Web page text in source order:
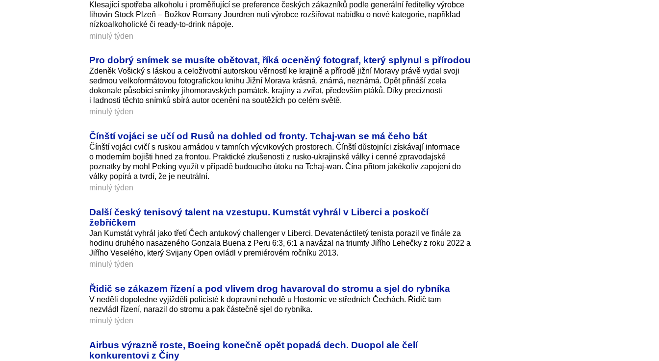
Klesající spotřeba alkoholu i proměňující se preference českých zákazníků podle generální ředitelky výrobce
lihovin Stock Plzeň – Božkov Romany Jourdren nutí výrobce rozšiřovat nabídku o nové kategorie, například
nízkoalkoholické či ready-to-drink nápoje.
minulý týden
Pro dobrý snímek se musíte obětovat, říká oceněný fotograf, který splynul s přírodou
Zdeněk Vošický s láskou a celoživotní autorskou věrností ke krajině a přírodě jižní Moravy právě vydal svoji
sedmou velkoformátovou fotografickou knihu Jižní Morava krásná, známá, neznámá. Opět přináší zcela
dokonale působící snímky jihomoravských památek, krajiny a zvířat, především ptáků. Díky preciznosti
i ladnosti těchto snímků sbírá autor ocenění na soutěžích po celém světě.
minulý týden
Čínští vojáci se učí od Rusů na dohled od fronty. Tchaj-wan se má čeho bát
Čínští vojáci cvičí s ruskou armádou v tamních výcvikových prostorech. Čínští důstojníci získávají informace
o moderním bojišti hned za frontou. Praktické zkušenosti z rusko-ukrajinské války i cenné zpravodajské
poznatky by mohl Peking využít v případě budoucího útoku na Tchaj-wan. Čína přitom jakékoliv zapojení do
války popírá a tvrdí, že je neutrální.
minulý týden
Další český tenisový talent na vzestupu. Kumstát vyhrál v Liberci a poskočí
žebříčkem
Jan Kumstát vyhrál jako třetí Čech antukový challenger v Liberci. Devatenáctiletý tenista porazil ve finále za
hodinu druhého nasazeného Gonzala Buena z Peru 6:3, 6:1 a navázal na triumfy Jiřího Lehečky z roku 2022 a
Jiřího Veselého, který Svijany Open ovládl v premiérovém ročníku 2013.
minulý týden
Řidič se zákazem řízení a pod vlivem drog havaroval do stromu a sjel do rybníka
V neděli dopoledne vyjížděli policisté k dopravní nehodě u Hostomic ve středních Čechách. Řidič tam
nezvládl řízení, narazil do stromu a pak částečně sjel do rybníka.
minulý týden
Airbus výrazně roste, Boeing konečně opět popadá dech. Duopol ale čelí
konkurentovi z Číny